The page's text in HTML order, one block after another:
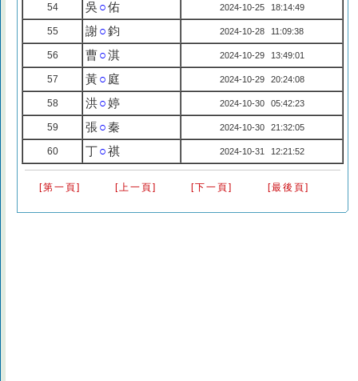
54 吳 ○佑 2024-10-25 18:14:49
55 謝○鈞 2024-10-28 11:09:38
56 曹○淇 2024-10-29 13:49:01
57 黃○ 庭 2024-10-29 20:24:08
58 洪○婷 2024-10-30 05:42:23
59 張○秦 2024-10-30 21:32:05
60 丁○祺 2024-10-31 12:21:52
[第一頁] [上一頁] [下一頁] [最後頁]